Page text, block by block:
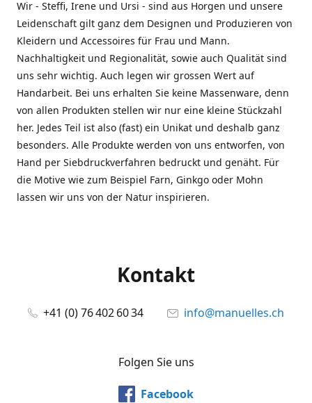
Wir - Steffi, Irene und Ursi - sind aus Horgen und unsere
Leidenschaft gilt ganz dem Designen und Produzieren von
Kleidern und Accessoires für Frau und Mann.
Nachhaltigkeit und Regionalität, sowie auch Qualität sind
uns sehr wichtig. Auch legen wir grossen Wert auf
Handarbeit. Bei uns erhalten Sie keine Massenware, denn
von allen Produkten stellen wir nur eine kleine Stückzahl
her. Jedes Teil ist also (fast) ein Unikat und deshalb ganz
besonders. Alle Produkte werden von uns entworfen, von
Hand per Siebdruckverfahren bedruckt und genäht. Für
die Motive wie zum Beispiel Farn, Ginkgo oder Mohn
lassen wir uns von der Natur inspirieren.
Kontakt
+41 (0) 76 402 60 34 info@manuelles.ch
Folgen Sie uns
Facebook